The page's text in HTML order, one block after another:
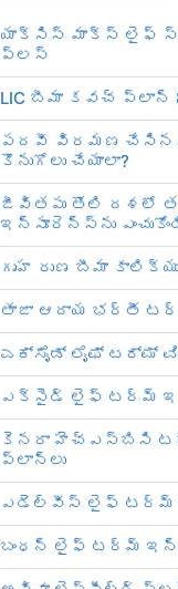
యాక్సిస్ మాక్స్ లైఫ్
ప్లస్
LIC బీమా కవచ్ ప్లాన్
పదవీ విరమణ
కొనుగోలు చేయాలా?
జీవితపు తొలి దశలో
ఇన్సూరెన్స్‌ను
గృహ రుణ బీమా
తాజా ఆదాయ భర్తీ
ಎಕ್ಸೈಡ್ ಲೈಫ್ ಟರ್ಮ್
ఎక్సైడ్ లైఫ్ టర్మ్
కెనరా హెచ్‌ఎస్‌బిసి
ప్లాన్‌లు
ఎడెల్వీస్ లైఫ్ టర్మ్
బంధన్ లైఫ్ టర్మ్